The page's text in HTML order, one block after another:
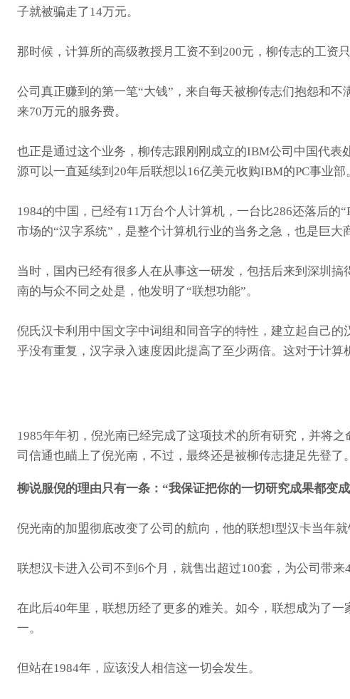
子就被骗走了14万元。
那时候，计算所的高级教授月工资不到200元，柳传志的工资只
公司真正赚到的第一笔“大钱”，来自每天被柳传志们抱怨和
来70万元的服务费。
也正是通过这个业务，柳传志跟刚刚成立的IBM公司中国代
源可以一直延续到20年后联想以16亿美元收购IBM的PC事业部
1984的中国，已经有11万台个人计算机，一台比286还落后
市场的“汉字系统”，是整个计算机行业的当务之急，也是巨大
当时，国内已经有很多人在从事这一研发，包括后来到深圳
南的与众不同之处是，他发明了“联想功能”。
倪氏汉卡利用中国文字中词组和同音字的特性，建立起自己
乎没有重复，汉字录入速度因此提高了至少两倍。这对于计算
1985年年初，倪光南已经完成了这项技术的所有研究，并将
司信通也瞄上了倪光南，不过，最终还是被柳传志捷足先登了。
柳说服倪的理由只有一条：“我保证把你的一切研究成果都变
倪光南的加盟彻底改变了公司的航向，他的联想I型汉卡当年
联想汉卡进入公司不到6个月，就售出超过100套，为公司带来
在此后40年里，联想历经了更多的难关。如今，联想成为了
一。
但站在1984年，应该没人相信这一切会发生。